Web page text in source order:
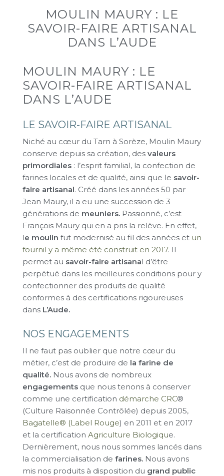
MOULIN MAURY : LE
SAVOIR-FAIRE ARTISANAL
DANS L’AUDE
MOULIN MAURY : LE
SAVOIR-FAIRE ARTISANAL
DANS L’AUDE
LE SAVOIR-FAIRE ARTISANAL
Niché au cœur du Tarn à Sorèze, Moulin Maury
conserve depuis sa création, des valeurs
primordiales : l’esprit familial, la confection de
farines locales et de qualité, ainsi que le savoir-
faire artisanal. Créé dans les années 50 par
Jean Maury, il a eu une succession de 3
générations de meuniers. Passionné, c’est
François Maury qui en a pris la relève. En effet,
le moulin fut modernisé au fil des années et un
fournil y a même été construit en 2017. Il
permet au savoir-faire artisanal d’être
perpétué dans les meilleures conditions pour y
confectionner des produits de qualité
conformes à des certifications rigoureuses
dans L’Aude.
NOS ENGAGEMENTS
Il ne faut pas oublier que notre cœur du
métier, c’est de produire de la farine de
qualité. Nous avons de nombreux
engagements que nous tenons à conserver
comme une certification démarche CRC®
(Culture Raisonnée Contrôlée) depuis 2005,
Bagatelle® (Label Rouge) en 2011 et en 2017
et la certification Agriculture Biologique.
Dernièrement, nous nous sommes lancés dans
la commercialisation de farines. Nous avons
mis nos produits à disposition du grand public